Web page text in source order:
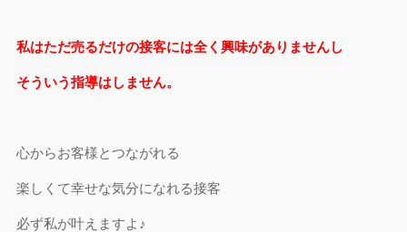
私はただ売るだけの接客には全く興味がありませんし
そういう指導はしません。
心からお客様とつながれる
楽しくて幸せな気分になれる接客
必ず私が叶えますよ♪